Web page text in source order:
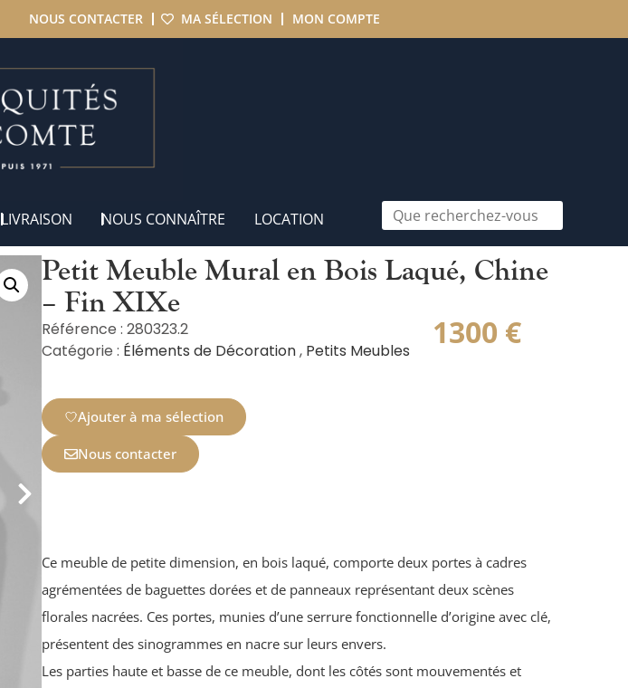
NOUS CONTACTER MA SÉLECTION MON COMPTE
LIVRAISON NOUS CONNAÎTRE LOCATION
Petit Meuble Mural en Bois Laqué, Chine
– Fin XIXe
Référence : 280323.2
Catégorie : Éléments de Décoration, Petits Meubles 1300 €
Ajouter à ma sélection
Nous contacter
Ce meuble de petite dimension, en bois laqué, comporte deux portes à cadres
agrémentées de baguettes dorées et de panneaux représentant deux scènes
florales nacrées. Ces portes, munies d’une serrure fonctionnelle d’origine avec clé,
présentent des sinogrammes en nacre sur leurs envers.
Les parties haute et basse de ce meuble, dont les côtés sont mouvementés et